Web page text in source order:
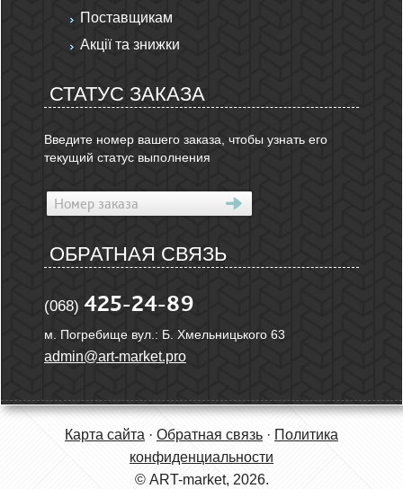
Поставщикам
Акції та знижки
СТАТУС ЗАКАЗА
Введите номер вашего заказа, чтобы узнать его
текущий статус выполнения
ОБРАТНАЯ СВЯЗЬ
(068) 425-24-89
м. Погребище вул.: Б. Хмельницького 63
admin@art-market.pro
Карта сайта · Обратная связь · Политика
конфиденциальности
© ART-market, 2026.